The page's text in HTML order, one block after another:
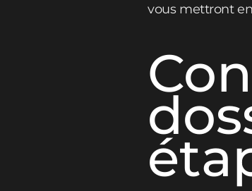
vous mettront